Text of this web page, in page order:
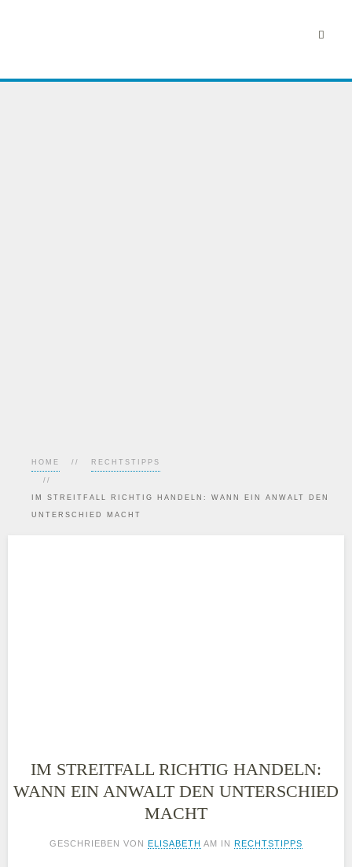
HOME RECHTSTIPPS
IM STREITFALL RICHTIG HANDELN: WANN EIN ANWALT DEN
UNTERSCHIED MACHT
IM STREITFALL RICHTIG HANDELN:
WANN EIN ANWALT DEN UNTERSCHIED
MACHT
GESCHRIEBEN VON ELISABETH AM IN RECHTSTIPPS